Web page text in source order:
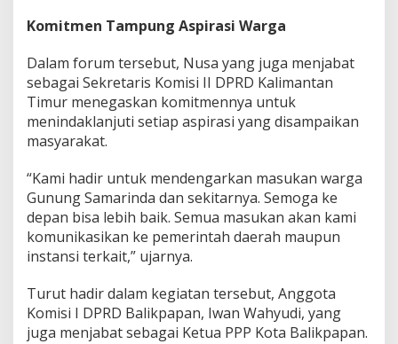
Komitmen Tampung Aspirasi Warga
Dalam forum tersebut, Nusa yang juga menjabat
sebagai Sekretaris Komisi II DPRD Kalimantan
Timur menegaskan komitmennya untuk
menindaklanjuti setiap aspirasi yang disampaikan
masyarakat.
“Kami hadir untuk mendengarkan masukan warga
Gunung Samarinda dan sekitarnya. Semoga ke
depan bisa lebih baik. Semua masukan akan kami
komunikasikan ke pemerintah daerah maupun
instansi terkait,” ujarnya.
Turut hadir dalam kegiatan tersebut, Anggota
Komisi I DPRD Balikpapan, Iwan Wahyudi, yang
juga menjabat sebagai Ketua PPP Kota Balikpapan.